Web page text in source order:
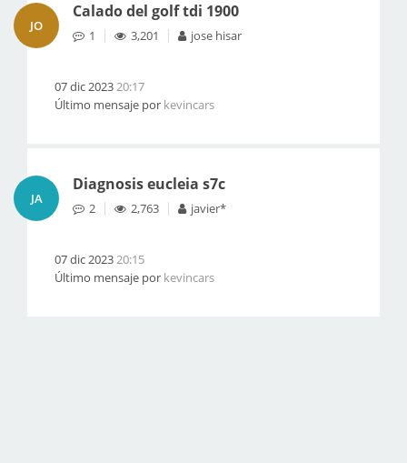
JO
Calado del golf tdi 1900
1 3,201 jose hisar
07 dic 202320:17
Último mensaje por kevincars
JA
Diagnosis eucleia s7c
2 2,763 javier*
07 dic 202320:15
Último mensaje por kevincars